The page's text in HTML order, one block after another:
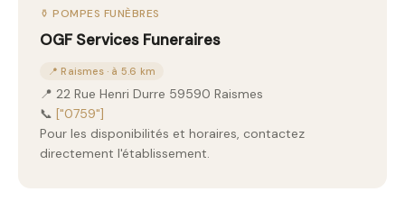
⚱️ POMPES FUNÈBRES
OGF Services Funeraires
📍 Raismes · à 5.6 km
📍 22 Rue Henri Durre 59590 Raismes
📞 ["0759"]
Pour les disponibilités et horaires, contactez
directement l'établissement.